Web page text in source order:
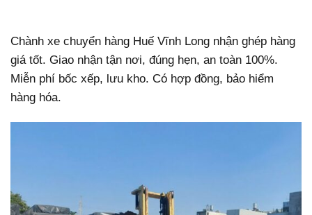
Chành xe chuyển hàng Huế Vĩnh Long nhận ghép hàng
giá tốt. Giao nhận tận nơi, đúng hẹn, an toàn 100%.
Miễn phí bốc xếp, lưu kho. Có hợp đồng, bảo hiểm
hàng hóa.